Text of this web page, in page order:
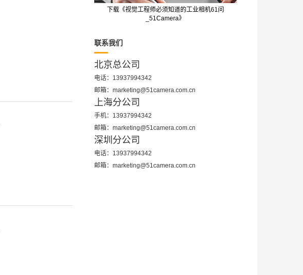
下载《视觉工程师必须知道的工业相机61问
_51Camera》
联系我们
北京总公司
电话：13937994342
邮箱：marketing@51camera.com.cn
上海分公司
手机：13937994342
邮箱：marketing@51camera.com.cn
深圳分公司
电话：13937994342
邮箱：marketing@51camera.com.cn